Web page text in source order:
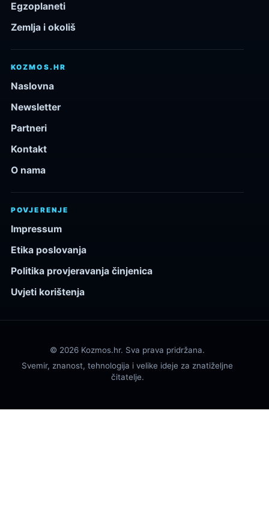
Egzoplaneti
Zemlja i okoliš
KOZMOS.HR
Naslovna
Newsletter
Partneri
Kontakt
O nama
POVJERENJE
Impressum
Etika poslovanja
Politika provjeravanja činjenica
Uvjeti korištenja
© 2026 Kozmos.hr. Sva prava pridržana.
Svemir, znanost, tehnologija i velike ideje za znatiželjne
čitatelje.